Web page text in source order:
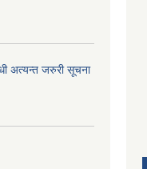
अत्यन्त जरुरी सूचना